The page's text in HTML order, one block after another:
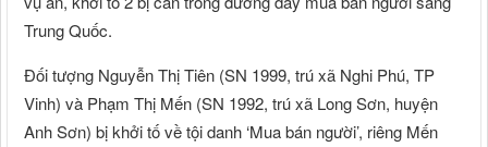
Trung Quốc.
Đối tượng Nguyễn Thị Tiên (SN 1999, trú xã Nghi Phú, TP
Vinh) và Phạm Thị Mến (SN 1992, trú xã Long Sơn, huyện
Anh Sơn) bị khởi tố về tội danh ‘Mua bán người’, riêng Mến